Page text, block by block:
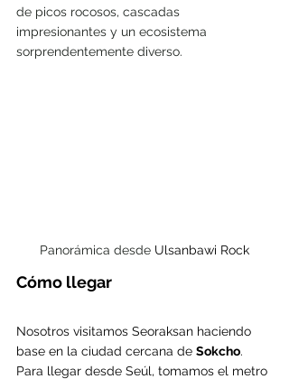
de picos rocosos, cascadas
impresionantes y un ecosistema
sorprendentemente diverso.
Panorámica desde Ulsanbawi Rock
Cómo llegar
Nosotros visitamos Seoraksan haciendo
base en la ciudad cercana de Sokcho.
Para llegar desde Seúl, tomamos el metro